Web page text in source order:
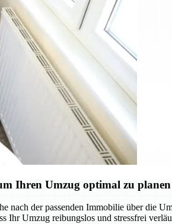
Ihren Umzug optimal zu planen
der passenden Immobilie über die
Umzug reibungslos und stressfrei